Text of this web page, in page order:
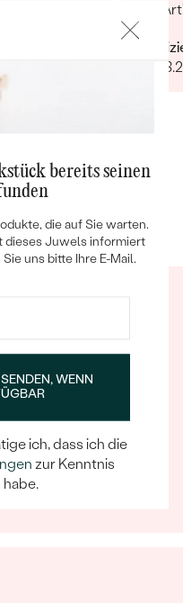
geht,
anzeigen
der
Team dafür sorgt,
Schmuckstücks zu
Erlebnis wird.
bereits seinen
die auf Sie warten.
dieses Juwels informiert
uns bitte Ihre E-Mail.
WENN
ich, dass ich die
zur Kenntnis